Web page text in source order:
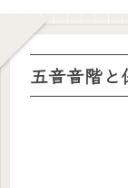
五音音階と